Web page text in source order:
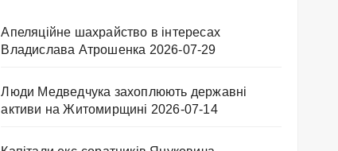
Апеляційне шахрайство в інтересах
Владислава Атрошенка 2026-07-29
Люди Медведчука захоплюють державні
активи на Житомирщині 2026-07-14